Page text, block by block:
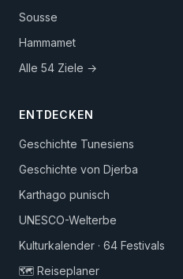
Sousse
Hammamet
Alle 54 Ziele →
ENTDECKEN
Geschichte Tunesiens
Geschichte von Djerba
Karthago punisch
UNESCO-Welterbe
Kulturkalender · 64 Festivals
🗺️ Reiseplaner